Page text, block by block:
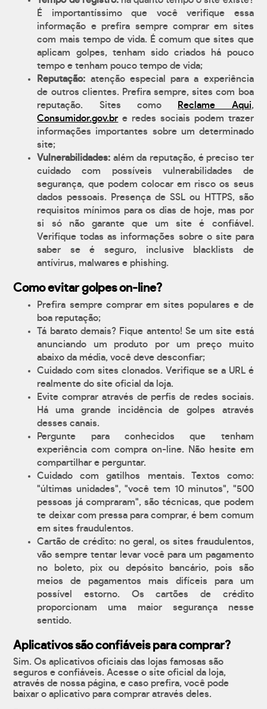
É importantíssimo que você verifique essa
informação e prefira sempre comprar em sites
com mais tempo de vida. É comum que sites que
aplicam golpes, tenham sido criados há pouco
tempo e tenham pouco tempo de vida;
Reputação: atenção especial para a experiência
de outros clientes. Prefira sempre, sites com boa
reputação. Sites como
Reclame Aqui,
Consumidor.gov.br e redes sociais podem trazer
informações importantes sobre um determinado
site;
Vulnerabilidades: além da reputação, é preciso ter
cuidado com possíveis vulnerabilidades de
segurança, que podem colocar em risco os seus
dados pessoais. Presença de SSL ou HTTPS, são
requisitos mínimos para os dias de hoje, mas por
si só não garante que um site é confiável.
Verifique todas as informações sobre o site para
saber se é seguro, inclusive blacklists de
antívirus, malwares e phishing.
Como evitar golpes on-line?
Prefira sempre comprar em sites populares e de
boa reputação;
Tá barato demais? Fique antento! Se um site está
anunciando um produto por um preço muito
abaixo da média, você deve desconfiar;
Cuidado com sites clonados. Verifique se a URL é
realmente do site oficial da loja.
Evite comprar através de perfis de redes sociais.
Há uma grande incidência de golpes através
desses canais.
Pergunte para conhecidos que tenham
experiência com compra on-line. Não hesite em
compartilhar e perguntar.
Cuidado com gatilhos mentais. Textos como:
"últimas unidades", "você tem 10 minutos", "500
pessoas já compraram", são técnicas, que podem
te deixar com pressa para comprar, é bem comum
em sites fraudulentos.
Cartão de crédito: no geral, os sites fraudulentos,
vão sempre tentar levar você para um pagamento
no boleto, pix ou depósito bancário, pois são
meios de pagamentos mais difíceis para um
possível estorno. Os cartões de crédito
proporcionam uma maior segurança nesse
sentido.
Aplicativos são confiáveis para comprar?
Sim. Os aplicativos oficiais das lojas famosas são
seguros e confiáveis. Acesse o site oficial da loja,
através de nossa página, e caso prefira, você pode
baixar o aplicativo para comprar através deles.